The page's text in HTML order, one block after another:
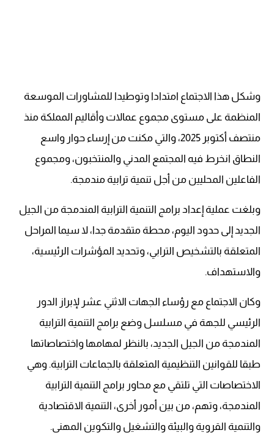
وشكل هذا الاجتماع امتدادا وتوطيدا للمشاورات الموسعة
المنظمة على مستوى مجموع عمالات وأقاليم المملكة منذ
منتصف أكتوبر 2025، والتي مكنت من إرساء حوار واسع
النطاق انخرط فيه المجتمع المدني والمنتخبون، ومجموع
الفاعلين المحليين من أجل تنمية ترابية مندمجة.
وبلغت عملية إعداد برامج التنمية الترابية المندمجة من الجيل
الجديد إلى حدود اليوم، محطة متقدمة جدا، لا سيما المراحل
المتعلقة بالتشخيص الترابي، وتحديد المؤشرات الرئيسية،
والاستهداف.
وكان الاجتماع مع رؤساء الجهات الاثني عشر لإبراز الدور
الرئيسي للجهة في مسلسل وضع برامج التنمية الترابية
المندمجة من الجيل الجديد، بالنظر لمهامها واختصاصاتها
طبقا للقوانين التنظيمية المتعلقة بالجماعات الترابية. وهي
الاختصاصات التي تلتقي مع محاور برامج التنمية الترابية
المندمجة، وتهم، من بين أمور أخرى، التنمية الاقتصادية
والتنمية القروية والبيئة والتشغيل والتكوين المهني.